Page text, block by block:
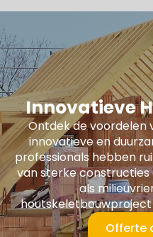
Innovatieve
Ontdek de voordelen
innovatieve en
professionals hebben
van sterke
als
houtskeletbouwproject
Offerte